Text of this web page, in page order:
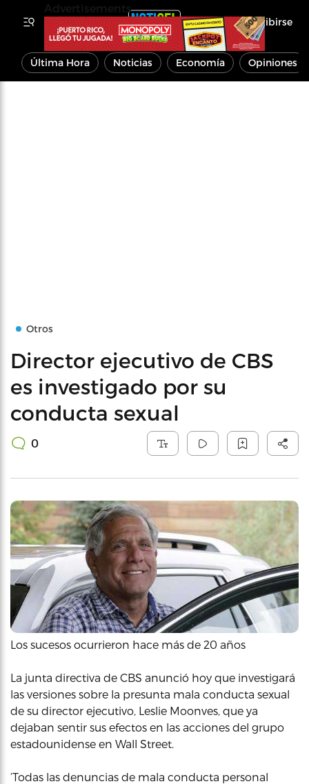
Inscribirse
Última Hora Noticias Economía Opiniones
Otros
Director ejecutivo de CBS
es investigado por su
conducta sexual
0
Los sucesos ocurrieron hace más de 20 años
La junta directiva de CBS anunció hoy que investigará
las versiones sobre la presunta mala conducta sexual
de su director ejecutivo, Leslie Moonves, que ya
dejaban sentir sus efectos en las acciones del grupo
estadounidense en Wall Street.
‘Todas las denuncias de mala conducta personal
Advertisements